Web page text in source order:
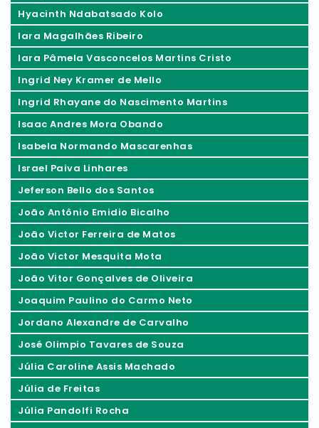
Hyacinth Ndabatsado Kolo
Iara Magalhães Ribeiro
Iara Pâmela Vasconcelos Martins Cristo
Ingrid Ney Kramer de Mello
Ingrid Rhayane do Nascimento Martins
Isaac Andres Mora Obando
Isabela Normando Mascarenhas
Israel Paiva Linhares
Jeferson Bello dos Santos
João Antônio Emidio Bicalho
João Victor Ferreira de Matos
João Victor Mesquita Mota
João Vitor Gonçalves de Oliveira
Joaquim Paulino do Carmo Neto
Jordano Alexandre de Carvalho
José Olimpio Tavares de Souza
Júlia Caroline Assis Machado
Júlia de Freitas
Júlia Pandolfi Rocha